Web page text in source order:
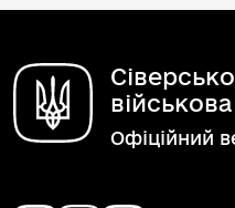
Офіційний